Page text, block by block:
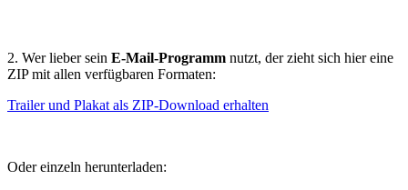
2. Wer lieber sein E-Mail-Programm nutzt, der zieht sich hier eine
ZIP mit allen verfügbaren Formaten:
Trailer und Plakat als ZIP-Download erhalten
Oder einzeln herunterladen: